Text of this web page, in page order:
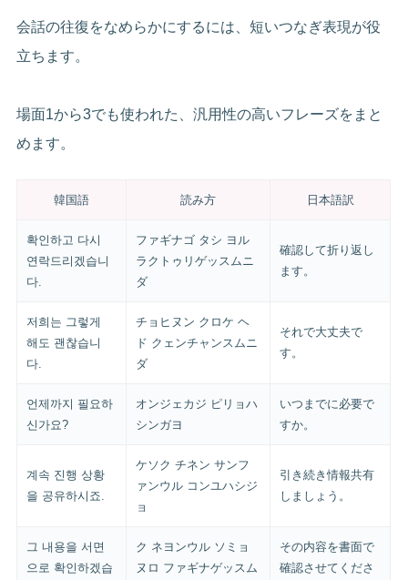
会話の往復をなめらかにするには、短いつなぎ表現が役
立ちます。
場面1から3でも使われた、汎用性の高いフレーズをまと
めます。
韓国語 読み方 日本語訳
확인하고 다시
연락드리겠습니
다.
ファギナゴ タシ ヨル
ラクトゥリゲッスムニ
ダ
確認して折り返し
ます。
저희는 그렇게
해도 괜찮습니
다.
チョヒヌン クロケ ヘ
ド クェンチャンスムニ
ダ
それで大丈夫で
す。
언제까지 필요하
신가요?
オンジェカジ ピリョハ
シンガヨ
いつまでに必要で
すか。
계속 진행 상황
을 공유하시죠.
ケソク チネン サンフ
ァンウル コンユハシジ
ョ
引き続き情報共有
しましょう。
그 내용을 서면
으로 확인하겠습
ク ネヨンウル ソミョ
ヌロ ファギナゲッスム
その内容を書面で
確認させてくださ